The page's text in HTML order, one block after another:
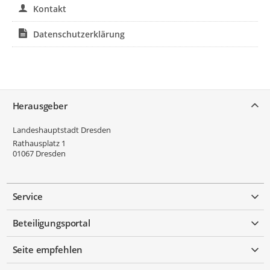
Kontakt
Datenschutzerklärung
Herausgeber
Landeshauptstadt Dresden
Rathausplatz 1
01067 Dresden
Service
Beteiligungsportal
Seite empfehlen